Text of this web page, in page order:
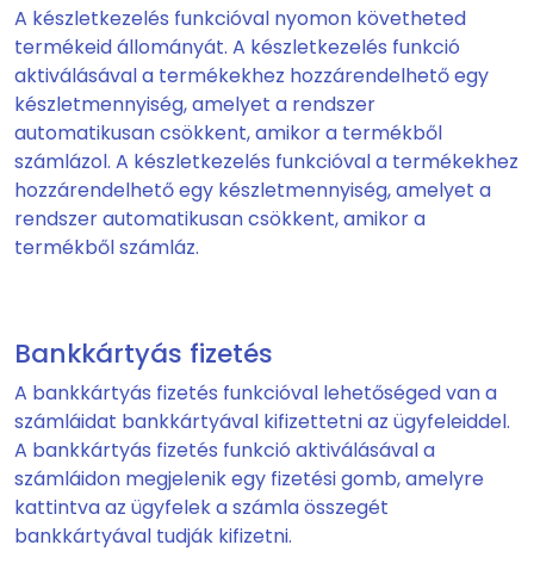
A készletkezelés funkcióval nyomon követheted
termékeid állományát. A készletkezelés funkció
aktiválásával a termékekhez hozzárendelhető egy
készletmennyiség, amelyet a rendszer
automatikusan csökkent, amikor a termékből
számlázol. A készletkezelés funkcióval a termékekhez
hozzárendelhető egy készletmennyiség, amelyet a
rendszer automatikusan csökkent, amikor a
termékből számláz.
Bankkártyás fizetés
A bankkártyás fizetés funkcióval lehetőséged van a
számláidat bankkártyával kifizettetni az ügyfeleiddel.
A bankkártyás fizetés funkció aktiválásával a
számláidon megjelenik egy fizetési gomb, amelyre
kattintva az ügyfelek a számla összegét
bankkártyával tudják kifizetni.